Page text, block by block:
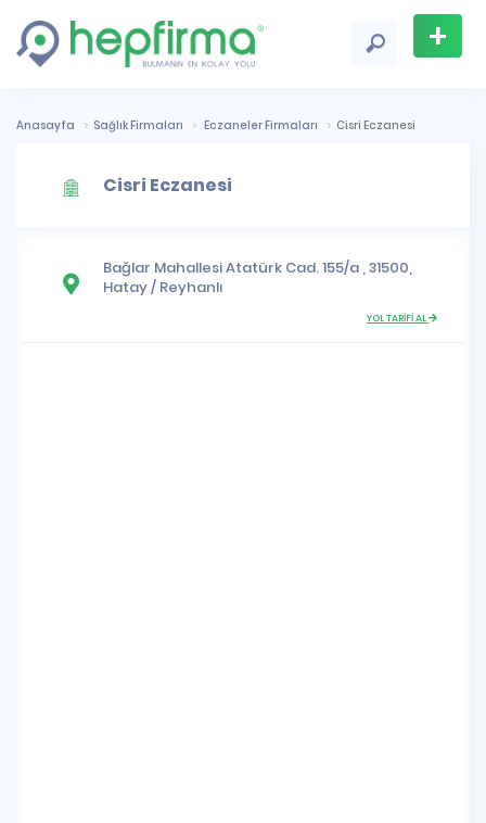
+
Anasayfa Sağlık Firmaları Eczaneler Firmaları Cisri Eczanesi
Cisri Eczanesi
Bağlar MahallesiAtatürk Cad. 155/a , 31500,
Hatay/ Reyhanlı
YOL TARİFİ AL